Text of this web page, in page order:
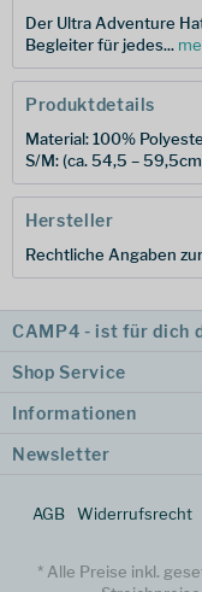
Der Ultra Adventure
Begleiter für jedes...
Produktdetails
Material: 100%
S/M: (ca. 54,5 –
Hersteller
Rechtliche Angaben
CAMP4 - ist für dich
Shop Service
Informationen
Newsletter
AGB Widerrufsrecht
* Alle Preise inkl.